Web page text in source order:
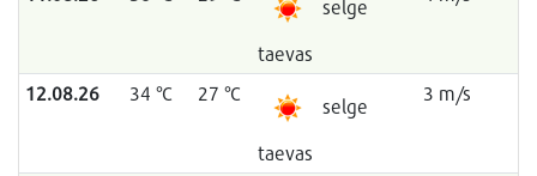
selge
taevas
12.08.26 34 °C 27 °C
selge
taevas
3 m/s